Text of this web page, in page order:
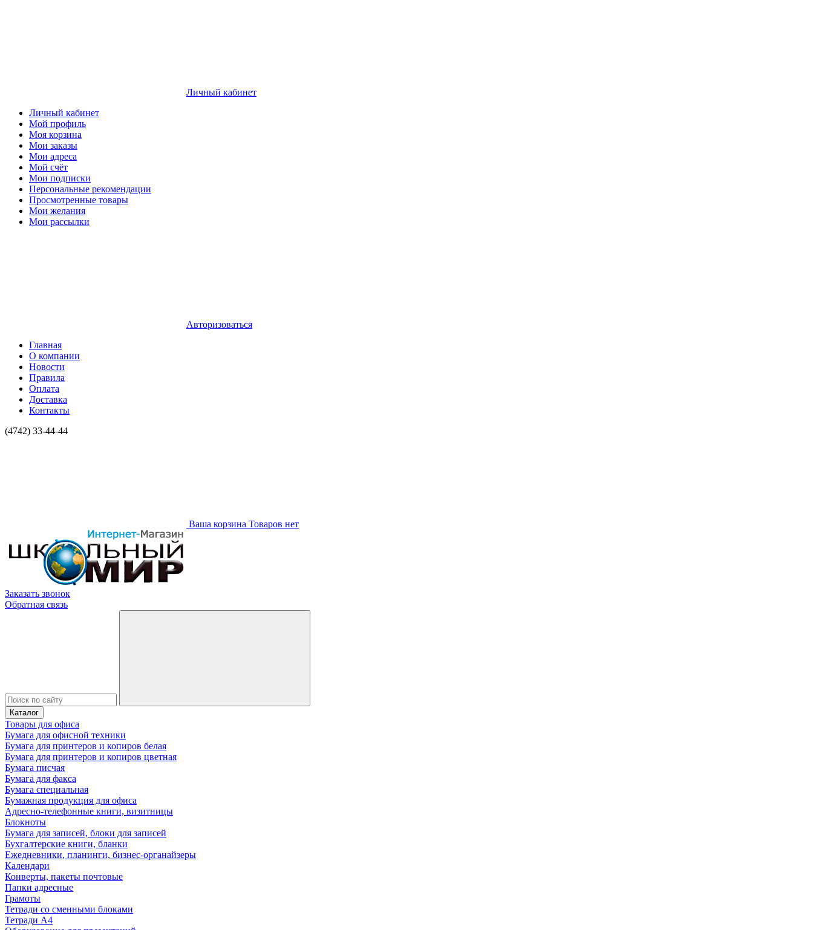
Личный кабинет
Личный кабинет
Мой профиль
Моя корзина
Мои заказы
Мои адреса
Мой счёт
Мои подписки
Персональные рекомендации
Просмотренные товары
Мои желания
Мои рассылки
Авторизоваться
Главная
О компании
Новости
Правила
Оплата
Доставка
Контакты
(4742) 33-44-44
Ваша корзина Товаров нет
Заказать звонок
Обратная связь
Каталог
Товары для офиса
Бумага для офисной техники
Бумага для принтеров и копиров белая
Бумага для принтеров и копиров цветная
Бумага писчая
Бумага для факса
Бумага специальная
Бумажная продукция для офиса
Адресно-телефонные книги, визитницы
Блокноты
Бумага для записей, блоки для записей
Бухгалтерские книги, бланки
Ежедневники, планинги, бизнес-органайзеры
Календари
Конверты, пакеты почтовые
Папки адресные
Грамоты
Тетради со сменными блоками
Тетради А4